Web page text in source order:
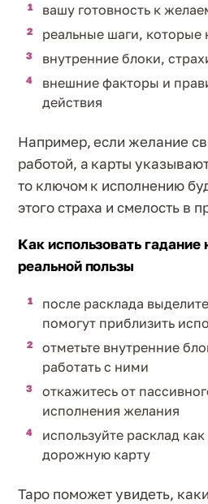
вашу готовность к
реальные шаги,
внутренние блоки,
внешние факторы и
действия
Например, если желание
работой, а карты
то ключом к исполнению
этого страха и смелость в
Как использовать
реальной пользы
после расклада
помогут приблизить
отметьте внутренние
работать с ними
откажитесь от
исполнения желания
используйте расклад
дорожную карту
Таро поможет увидеть,